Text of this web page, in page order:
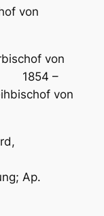
von
von
–
von
Lidda
Ap.